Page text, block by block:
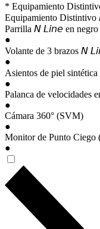
* Equipamiento
Equipamiento
Parrilla 𝘕 𝘓𝘪𝘯𝘦 en
●
Volante de 3 brazos 𝘕
●
Asientos de piel
●
Palanca de velocidades
●
Cámara 360° (SVM)
●
Monitor de Punto
●